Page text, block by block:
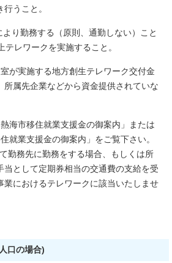
うこと。
り勤務する（原則、通勤しない）こと
テレワークを実施すること。
が実施する地方創生テレワーク交付金
所属先企業などから資金提供されていな
市移住就業支援金の御案内」または
就業支援金の御案内」をご覧下さい。
勤務先に勤務をする場合、もしくは所
当として定期券相当の交通費の支給を受
業におけるテレワークに該当いたしませ
口の場合)